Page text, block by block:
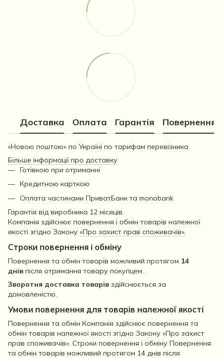
Доставка Оплата Гарантія Повернення
«Новою поштою» по Україні по тарифам перевізника
Більше інформації про доставку
Готівкою при отриманні
Кредитною карткою
Оплата частинами ПриватБанк та monobank
Гарантія від виробника 12 місяців.
Компанія здійснює повернення і обмін товарів належної
якості згідно Закону «Про захист прав споживачів».
Строки повернення і обміну
Повернення та обмін товарів можливий протягом 14
днів після отримання товару покупцем.
Зворотня доставка товарів здійснюється за
домовленістю.
Умови повернення для товарів належної якості
Повернення та обмін Компанія здійснює повернення та
обмін товарів належної якості згідно Закону «Про захист
прав споживачів». Строки повернення і обміну Повернення
та обмін товарів можливий протягом 14 днів після